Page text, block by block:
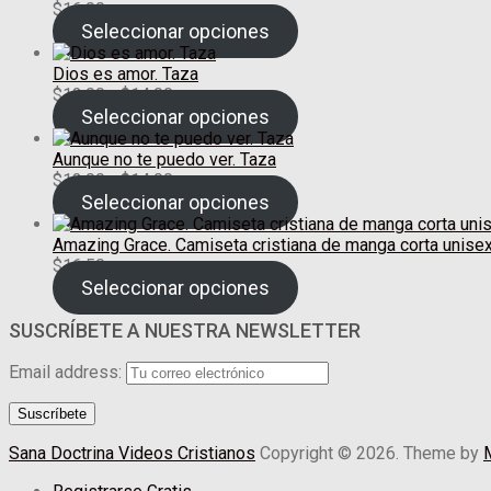
$16.00
Seleccionar opciones
Dios es amor. Taza
$12.00 - $14.00Rango
de
precios:
desde
$12.00
hasta
$14.00
Seleccionar opciones
Aunque no te puedo ver. Taza
$12.00 - $14.00Rango
de
precios:
desde
$12.00
hasta
$14.00
Seleccionar opciones
Amazing Grace. Camiseta cristiana de manga corta
$16.50
Seleccionar opciones
SUSCRÍBETE A NUESTRA NEWSLETTER
Email address:
Sana Doctrina Videos Cristianos Copyright © 2026. Theme by